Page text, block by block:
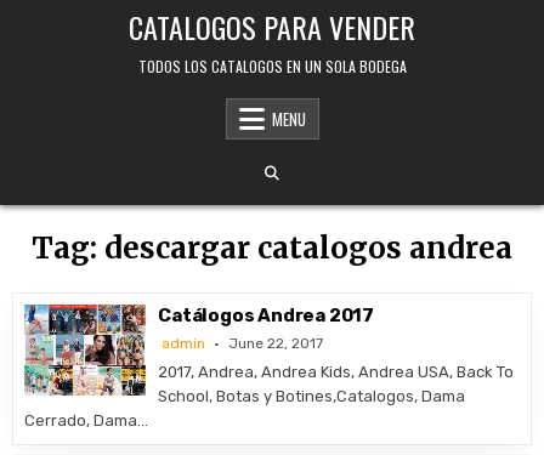
CATALOGOS PARA VENDER
TODOS LOS CATALOGOS EN UN SOLA BODEGA
MENU
Tag: descargar catalogos andrea
Catálogos Andrea 2017
admin June 22, 2017
2017, Andrea, Andrea Kids, Andrea USA, Back To
School, Botas y Botines,Catalogos, Dama
Cerrado, Dama…